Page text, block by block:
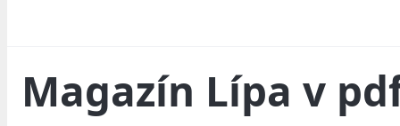
Magazín Lípa v